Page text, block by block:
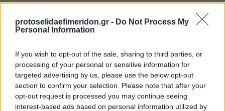
protoselidaefimeridon.gr - Do Not Process My
Personal Information
If you wish to opt-out of the sale, sharing to third parties, or
processing of your personal or sensitive information for
targeted advertising by us, please use the below opt-out
section to confirm your selection. Please note that after your
opt-out request is processed you may continue seeing
interest-based ads based on personal information utilized by
Προηγούμενη
Κιβωτός της Ορθοδοξίας
Επόμενη
Ελεύθερη Ώρα